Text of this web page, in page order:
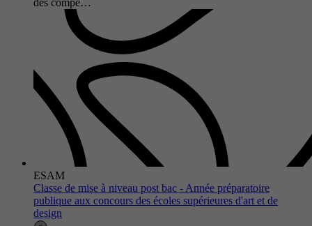
ESAM
Classe de mise à niveau post bac - Année préparatoire
publique aux concours des écoles supérieures d'art et de
design